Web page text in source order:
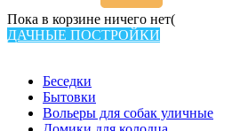
Пока в корзине ничего нет(
ДАЧНЫЕ ПОСТРОЙКИ
Беседки
Бытовки
Вольеры для собак уличные